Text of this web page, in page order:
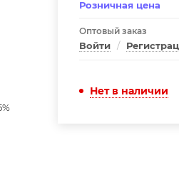
Розничная цена
Оптовый заказ
Войти /
Нет в наличии